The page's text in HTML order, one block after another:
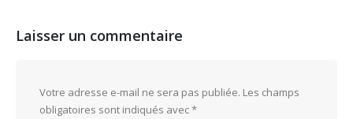
Laisser un commentaire
Votre adresse e-mail ne sera pas publiée. Les champs
obligatoires sont indiqués avec*